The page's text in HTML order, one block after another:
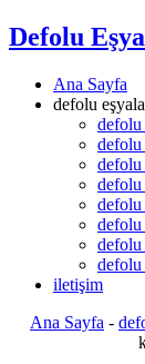
Defolu Eşya
Ana Sayfa
defolu
defolu
defolu
defolu
defolu
defolu
iletişim
Ana Sayfa -